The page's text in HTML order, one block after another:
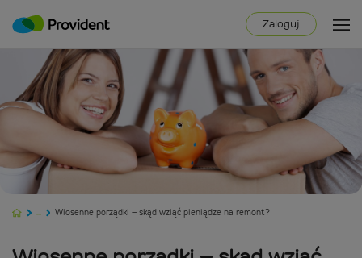
Zaloguj
... Wiosenne porządki – skąd wziąć pieniądze na remont?